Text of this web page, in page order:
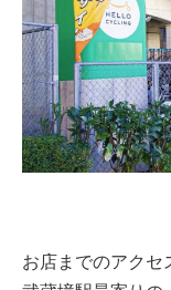
お店までのアクセ